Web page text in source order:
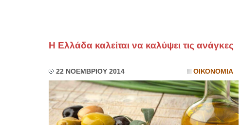
Η Ελλάδα καλείται να καλύψει τις ανάγκες
22 ΝΟΕΜΒΡΙΟΥ 2014 ΟΙΚΟΝΟΜΙΑ